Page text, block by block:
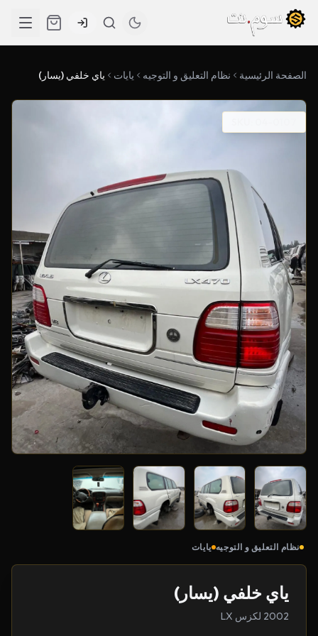
الصفحة الرئيسية نظام التعليق و التوجيه يايات ياي خلفي (يسار)
نظام التعليق و التوجيه يايات
ياي خلفي (يسار)
2002 لكزس LX